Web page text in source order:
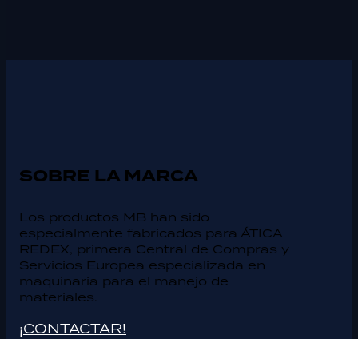
SOBRE LA MARCA
Los productos MB han sido
especialmente fabricados para ÁTICA
REDEX, primera Central de Compras y
Servicios Europea especializada en
maquinaria para el manejo de
materiales.
¡CONTACTAR!